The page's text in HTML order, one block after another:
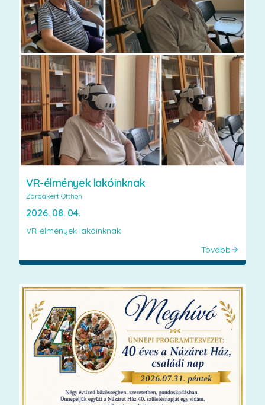
VR-élmények lakóinknak
Zárdakert Otthon
2026. 08. 04.
VR-élmények lakóinknak
Tovább